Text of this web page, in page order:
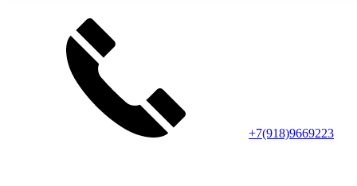
+7(918)9669223